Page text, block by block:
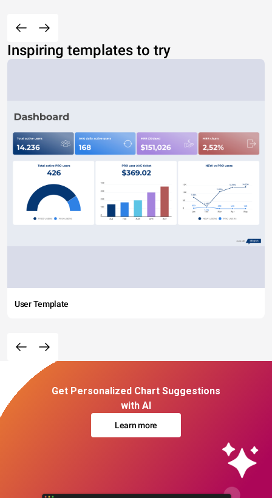
Inspiring templates to try
User Template
Get Personalized Chart Suggestions
with AI
Learn more